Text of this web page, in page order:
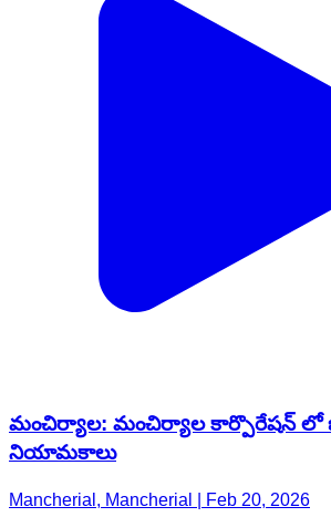
మంచిర్యాల: మంచిర్యాల కార్పొరేషన్ లో
నియామకాలు
Mancherial, Mancherial | Feb 20, 2026